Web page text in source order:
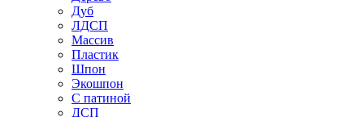
Дуб
ЛДСП
Массив
Пластик
Шпон
Экошпон
С патиной
ДСП